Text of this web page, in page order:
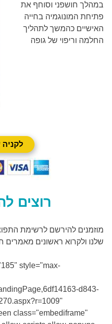
במהלך חושפני וסוחף את
פתיחת המונוגמיה בחייה
האישיים כהמשך לתהליך
החלמה וריפוי של גופה
לקניה
רוצים
מוזמנים להירשם לרשימת
שלנו ולקרוא ראשונים מאמרים
style="max-
d843-
class="embediframe"